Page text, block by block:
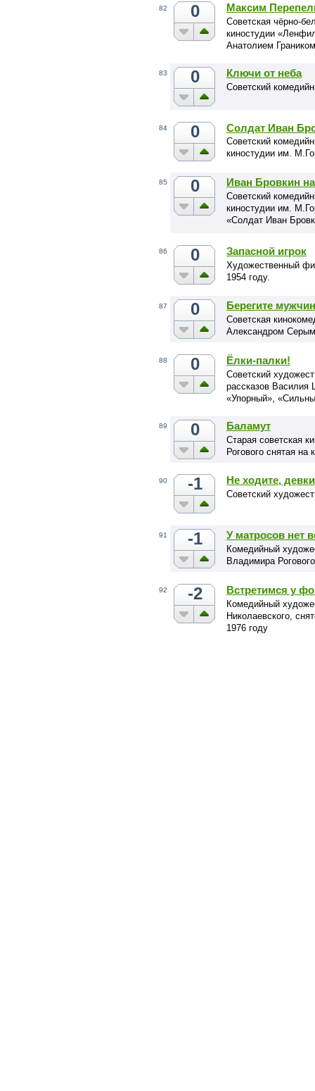
82 0 Максим
Советская чёрно-
киностудии
Анатолием Граником
83 0 Ключи от неба
Советский
84 0 Солдат Иван
Советский
киностудии им.
85 0 Иван Бровкин
Cоветский
киностудии им.
«Солдат Иван
прокате
86 0 Запасной игрок
Художественный
1954 году.
87 0 Берегите
Советская
Александром
88 0 Ёлки-палки!
Советский
рассказов Василия
«Упорный»,
89 0 Баламут
Старая советская
Рогового снятая на
90 -1 Не ходите,
Советский
91 -1 У матросов нет
Комедийный
Владимира
92 -2 Встретимся у
Комедийный
Николаевского,
1976 году